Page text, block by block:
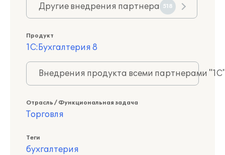
Другие внедрения партнера 518
Продукт
1С:Бухгалтерия 8
Внедрения продукта всеми партнерами
Отрасль / Функциональная задача
Торговля
Теги
бухгалтерия